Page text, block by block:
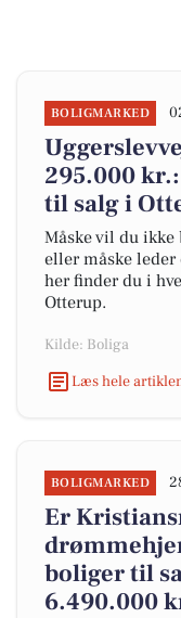
BOLIGMARKED
295.000
til salg i
Måske vil du
eller måske
her finder du i
Otterup.
Kilde: Boliga
Læs hele
BOLIGMARKED
Er
boliger til
6.490.000